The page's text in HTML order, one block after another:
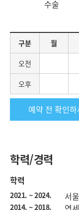
수술
별
료
정
구분 월
오전
오후
예약 전 확인
학력/경력
학력
2021. ~ 2024. 서
2014. ~ 2018.